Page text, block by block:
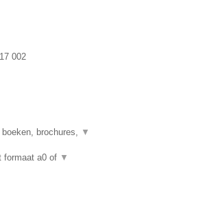
002
brochures, ▼
formaat a0 of ▼